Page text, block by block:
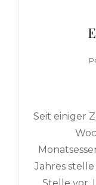
Seit einiger
Jahres